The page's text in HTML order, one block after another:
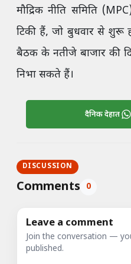
मौद्रिक नीति समिति
टिकी हैं, जो बुधवार से शुरू
बैठक के नतीजे बाजार की
निभा सकते हैं।
दैनिक देहात
DISCUSSION
Comments 0
Leave a comment
Join the conversation —
published.